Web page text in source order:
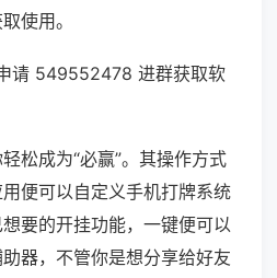
使用。
请 549552478 进群获取软
松成为“必赢”。其操作方式
便可以自定义手机打牌系统
要的开挂功能，一键便可以
器，不管你是想分享给好友